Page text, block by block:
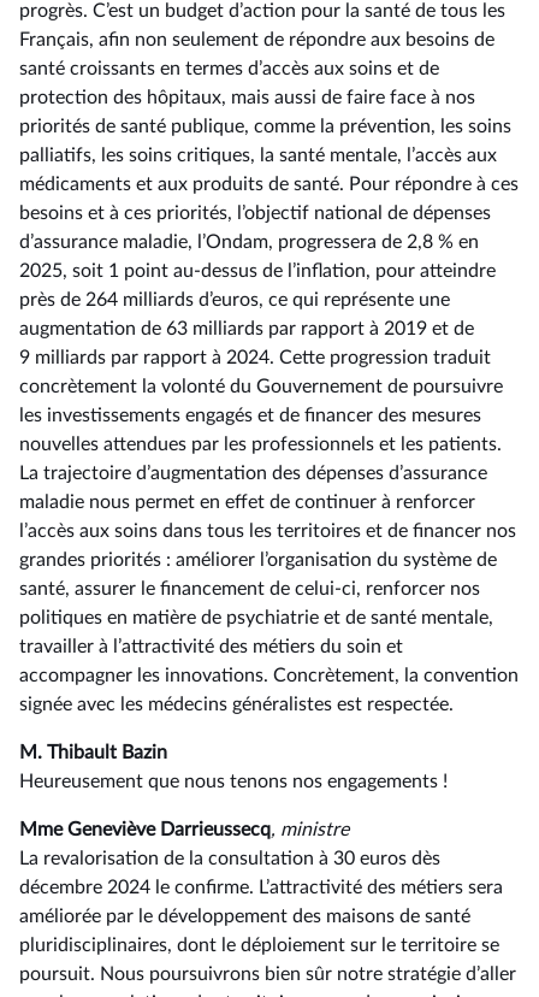
progrès. C’est un budget d’action pour la santé de tous les
Français, afin non seulement de répondre aux besoins de
santé croissants en termes d’accès aux soins et de
protection des hôpitaux, mais aussi de faire face à nos
priorités de santé publique, comme la prévention, les soins
palliatifs, les soins critiques, la santé mentale, l’accès aux
médicaments et aux produits de santé. Pour répondre à ces
besoins et à ces priorités, l’objectif national de dépenses
d’assurance maladie, l’Ondam, progressera de 2,8 % en
2025, soit 1 point au-dessus de l’inflation, pour atteindre
près de 264 milliards d’euros, ce qui représente une
augmentation de 63 milliards par rapport à 2019 et de
9 milliards par rapport à 2024. Cette progression traduit
concrètement la volonté du Gouvernement de poursuivre
les investissements engagés et de financer des mesures
nouvelles attendues par les professionnels et les patients.
La trajectoire d’augmentation des dépenses d’assurance
maladie nous permet en effet de continuer à renforcer
l’accès aux soins dans tous les territoires et de financer nos
grandes priorités : améliorer l’organisation du système de
santé, assurer le financement de celui-ci, renforcer nos
politiques en matière de psychiatrie et de santé mentale,
travailler à l’attractivité des métiers du soin et
accompagner les innovations. Concrètement, la convention
signée avec les médecins généralistes est respectée.
M. Thibault Bazin
Heureusement que nous tenons nos engagements !
Mme Geneviève Darrieussecq, ministre
La revalorisation de la consultation à 30 euros dès
décembre 2024 le confirme. L’attractivité des métiers sera
améliorée par le développement des maisons de santé
pluridisciplinaires, dont le déploiement sur le territoire se
poursuit. Nous poursuivrons bien sûr notre stratégie d’aller